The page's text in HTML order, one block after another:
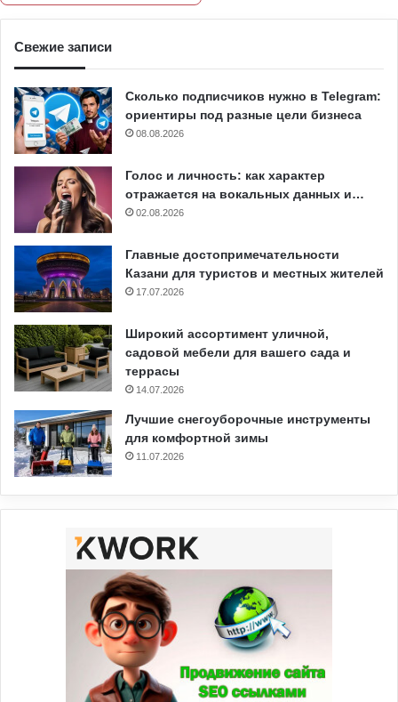
Свежие записи
Сколько подписчиков нужно в Telegram:
ориентиры под разные цели бизнеса
08.08.2026
Голос и личность: как характер
отражается на вокальных данных и…
02.08.2026
Главные достопримечательности
Казани для туристов и местных жителей
17.07.2026
Широкий ассортимент уличной,
садовой мебели для вашего сада и
террасы
14.07.2026
Лучшие снегоуборочные инструменты
для комфортной зимы
11.07.2026